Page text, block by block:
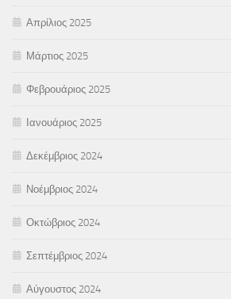
Απρίλιος 2025
Μάρτιος 2025
Φεβρουάριος 2025
Ιανουάριος 2025
Δεκέμβριος 2024
Νοέμβριος 2024
Οκτώβριος 2024
Σεπτέμβριος 2024
Αύγουστος 2024